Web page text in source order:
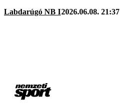
Labdarúgó NB I2026.06.08. 21:37